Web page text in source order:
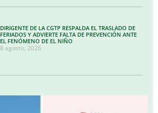
DIRIGENTE DE LA CGTP RESPALDA EL TRASLADO DE
FERIADOS Y ADVIERTE FALTA DE PREVENCIÓN ANTE
EL FENÓMENO DE EL NIÑO
8 agosto, 2026